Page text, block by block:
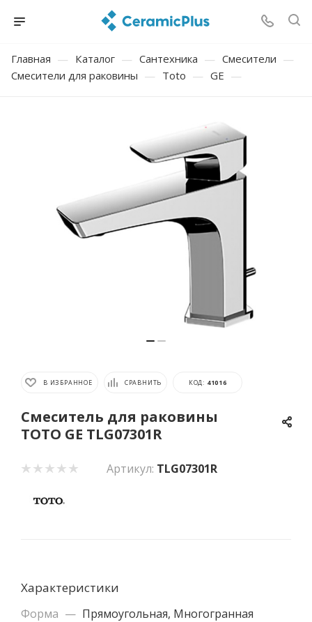
Главная — Каталог — Сантехника — Смесители —
Смесители для раковины — Toto — GE —
В ИЗБРАННОЕ СРАВНИТЬ КОД: 41016
Смеситель для раковины
TOTO GE TLG07301R
Артикул: TLG07301R
Характеристики
Форма — Прямоугольная, Многогранная